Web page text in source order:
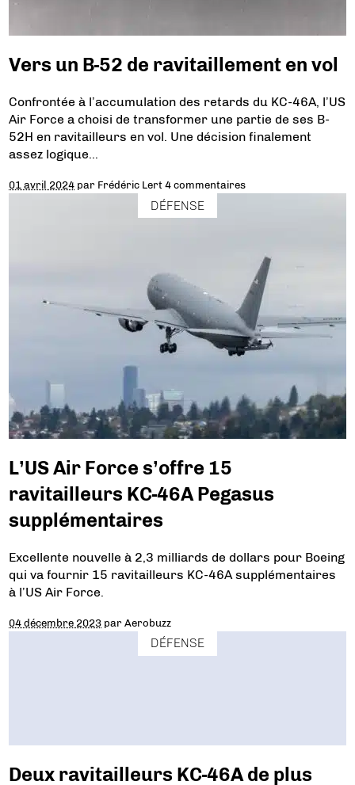
Vers un B-52 de ravitaillement en vol
Confrontée à l’accumulation des retards du KC-46A, l’US
Air Force a choisi de transformer une partie de ses B-
52H en ravitailleurs en vol. Une décision finalement
assez logique…
01 avril 2024 par Frédéric Lert 4 commentaires
DÉFENSE
L’US Air Force s’offre 15
ravitailleurs KC-46A Pegasus
supplémentaires
Excellente nouvelle à 2,3 milliards de dollars pour Boeing
qui va fournir 15 ravitailleurs KC-46A supplémentaires
à l’US Air Force.
04 décembre 2023 parAerobuzz
DÉFENSE
Deux ravitailleurs KC-46A de plus